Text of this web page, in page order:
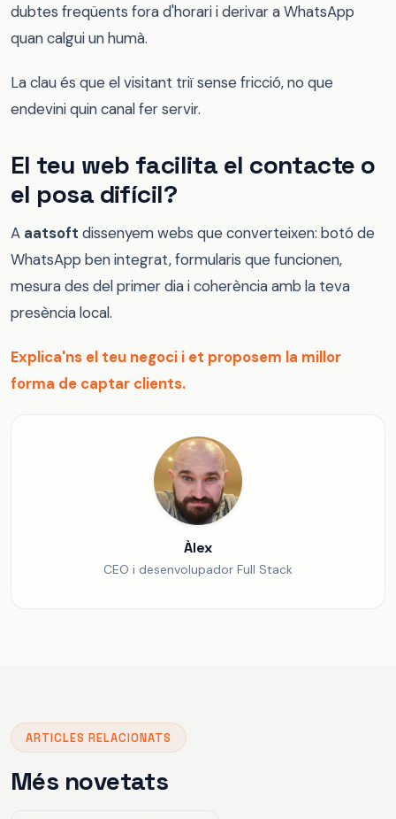
dubtes freqüents fora d'horari i derivar a WhatsApp
quan calgui un humà.
La clau és que el visitant triï sense fricció, no que
endevini quin canal fer servir.
El teu web facilita el contacte o
el posa difícil?
A aatsoft dissenyem webs que converteixen: botó de
WhatsApp ben integrat, formularis que funcionen,
mesura des del primer dia i coherència amb la teva
presència local.
Explica'ns el teu negoci i et proposem la millor
forma de captar clients.
Àlex
CEO i desenvolupador Full Stack
ARTICLES RELACIONATS
Més novetats